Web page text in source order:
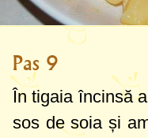
Pas 9
În tigaia încinsă
sos de soia și